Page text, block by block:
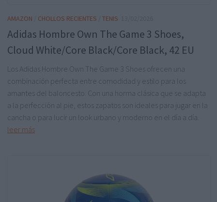
AMAZON CHOLLOS RECIENTES TENIS
Adidas Hombre Own The Game 3 Shoes,
Cloud White/Core Black/Core Black, 42 EU
Los Adidas Hombre Own The Game 3 Shoes ofrecen una
combinación perfecta entre comodidad y estilo para los
amantes del baloncesto. Con una horma clásica que se adapta
a la perfección al pie, estos zapatos son ideales para jugar en la
cancha o para lucir un look urbano y moderno en el día a día.
leer más